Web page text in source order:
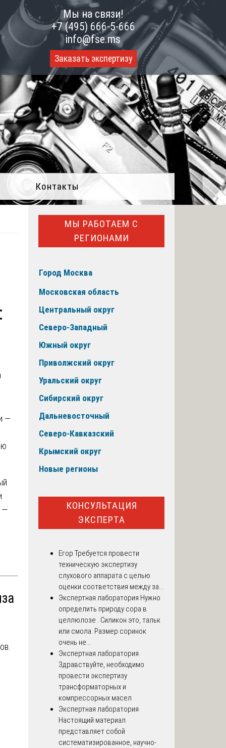
Мы на связи!
+7 (495) 666-5-666
info@fse.ms
Заказать экспертизу
Контакты
—
—
МЫ РАБОТАЕМ С
РЕГИОНАМИ
Город Москва
Московская область
Центральный округ
Северо-Западный
Южный округ
Приволжский округ
Уральский округ
Сибирский округ
Дальневосточный
Северо-Кавказский
Крымский округ
Новые регионы
КОНСУЛЬТАЦИЯ
ЭКСПЕРТА
Егор Требуется провести
техническую экспертизу
слухового аппарата с целью
оценки соответствия между за...
Экспертная лаборатория Нужно
определить природу сора в
целлюлозе . Силикон это, тальк
или смола. Размер соринок
очень не...
Экспертная лаборатория
Здравствуйте, необходимо
провести экспертизу
трансформаторных и
компрессорных масел
Экспертная лаборатория
Настоящий материал
представляет собой
систематизированное, научно-